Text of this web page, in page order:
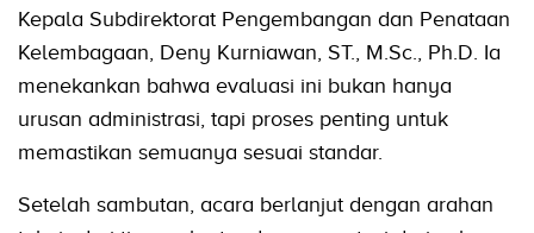
Kepala Subdirektorat Pengembangan dan Penataan
Kelembagaan, Deny Kurniawan, ST., M.Sc., Ph.D. Ia
menekankan bahwa evaluasi ini bukan hanya
urusan administrasi, tapi proses penting untuk
memastikan semuanya sesuai standar.
Setelah sambutan, acara berlanjut dengan arahan